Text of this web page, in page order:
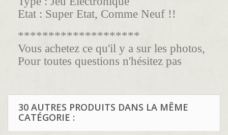
Etat : Super Etat, Comme Neuf !!
********************
Vous achetez ce qu'il y a sur les photos,
Pour toutes questions n'hésitez pas
30 AUTRES PRODUITS DANS LA MÊME
CATÉGORIE :